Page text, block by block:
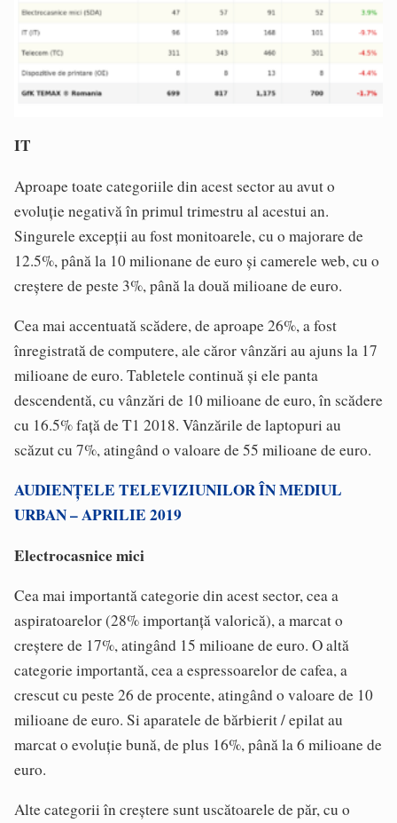
IT
Aproape toate categoriile din acest sector au avut o
evoluție negativă în primul trimestru al acestui an.
Singurele excepții au fost monitoarele, cu o majorare de
12.5%, până la 10 milionane de euro și camerele web, cu o
creștere de peste 3%, până la două milioane de euro.
Cea mai accentuată scădere, de aproape 26%, a fost
înregistrată de computere, ale căror vânzări au ajuns la 17
milioane de euro. Tabletele continuă și ele panta
descendentă, cu vânzări de 10 milioane de euro, în scădere
cu 16.5% față de T1 2018. Vânzările de laptopuri au
scăzut cu 7%, atingând o valoare de 55 milioane de euro.
AUDIENȚELE TELEVIZIUNILOR ÎN MEDIUL
URBAN – APRILIE 2019
Electrocasnice mici
Cea mai importantă categorie din acest sector, cea a
aspiratoarelor (28% importanță valorică), a marcat o
creștere de 17%, atingând 15 milioane de euro. O altă
categorie importantă, cea a espressoarelor de cafea, a
crescut cu peste 26 de procente, atingând o valoare de 10
milioane de euro. Si aparatele de bărbierit / epilat au
marcat o evoluție bună, de plus 16%, până la 6 milioane de
euro.
Alte categorii în creștere sunt uscătoarele de păr, cu o